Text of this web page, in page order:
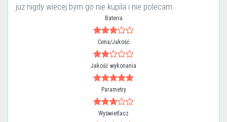
juz nigdy wiecej bym go nie kupila i nie polecam.
Bateria
Cena/Jakość
Jakość wykonania
Parametry
Wyświetlacz